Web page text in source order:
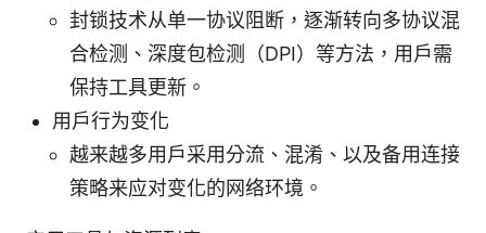
封锁技术从单一协议阻断，逐渐转向多协议混
合检测、深度包检测（DPI）等方法，用户需
保持工具更新。
用户行为变化
越来越多用户采用分流、混淆、以及备用连接
策略来应对变化的网络环境。